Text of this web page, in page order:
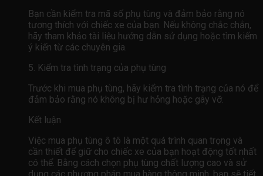
Bạn cần kiểm tra mã số phụ tùng và đảm bảo rằng nó
tương thích với chiếc xe của bạn. Nếu không chắc chắn,
hãy tham khảo tài liệu hướng dẫn sử dụng hoặc tìm kiếm
ý kiến ​​từ các chuyên gia.
5. Kiểm tra tình trạng của phụ tùng
Trước khi mua phụ tùng, hãy kiểm tra tình trạng của nó để
đảm bảo rằng nó không bị hư hỏng hoặc gãy vỡ.
Kết luận
Việc mua phụ tùng ô tô là một quá trình quan trọng và
cần thiết để giữ cho chiếc xe của bạn hoạt động tốt nhất
có thể. Bằng cách chọn phụ tùng chất lượng cao và sử